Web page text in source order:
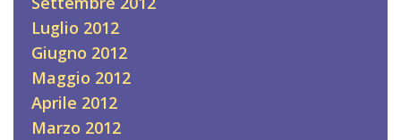
Luglio 2012
Giugno 2012
Maggio 2012
Aprile 2012
Marzo 2012